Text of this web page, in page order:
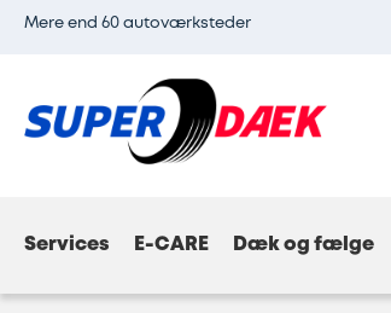
Mere end 60 autoværksteder
Services E-CARE Dæk og fælge